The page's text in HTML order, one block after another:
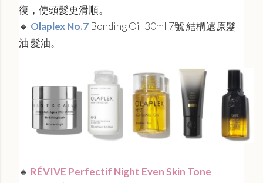
復，使頭髮更滑順。
🔸 Olaplex No.7 Bonding Oil 30ml 7號 結構還原髮
油 髮油。
🔸 RÉVIVE Perfectif Night Even Skin Tone